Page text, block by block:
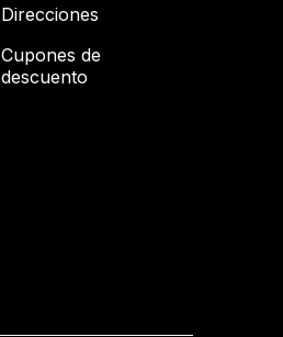
Direcciones
Cupones de
descuento